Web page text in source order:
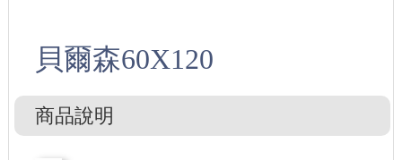
貝爾森60X120
商品說明